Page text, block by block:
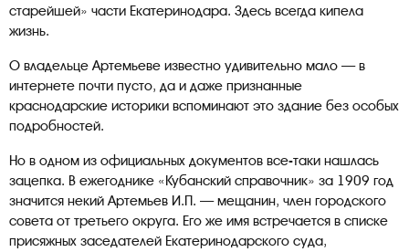
старейшей» части Екатеринодара. Здесь всегда кипела
жизнь.
О владельце Артемьеве известно удивительно мало — в
интернете почти пусто, да и даже признанные
краснодарские историки вспоминают это здание без особых
подробностей.
Но в одном из официальных документов все-таки нашлась
зацепка. В ежегоднике «Кубанский справочник» за 1909 год
значится некий Артемьев И.П. — мещанин, член городского
совета от третьего округа. Его же имя встречается в списке
присяжных заседателей Екатеринодарского суда,